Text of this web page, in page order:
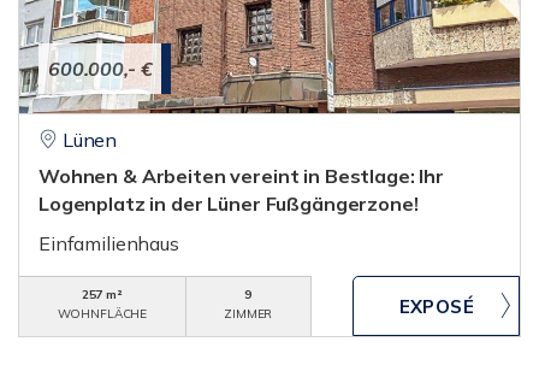
600.000,- €
Lünen
Wohnen & Arbeiten vereint in Bestlage: Ihr
Logenplatz in der Lüner Fußgängerzone!
Einfamilienhaus
257 m²
WOHNFLÄCHE
9
ZIMMER